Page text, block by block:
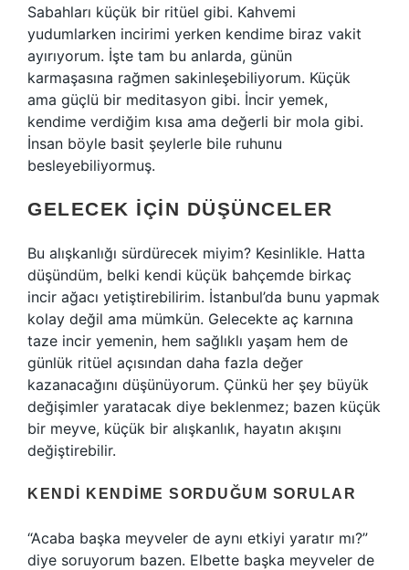
Sabahları küçük bir ritüel gibi. Kahvemi
yudumlarken incirimi yerken kendime biraz vakit
ayırıyorum. İşte tam bu anlarda, günün
karmaşasına rağmen sakinleşebiliyorum. Küçük
ama güçlü bir meditasyon gibi. İncir yemek,
kendime verdiğim kısa ama değerli bir mola gibi.
İnsan böyle basit şeylerle bile ruhunu
besleyebiliyormuş.
GELECEK İÇIN DÜŞÜNCELER
Bu alışkanlığı sürdürecek miyim? Kesinlikle. Hatta
düşündüm, belki kendi küçük bahçemde birkaç
incir ağacı yetiştirebilirim. İstanbul’da bunu yapmak
kolay değil ama mümkün. Gelecekte aç karnına
taze incir yemenin, hem sağlıklı yaşam hem de
günlük ritüel açısından daha fazla değer
kazanacağını düşünüyorum. Çünkü her şey büyük
değişimler yaratacak diye beklenmez; bazen küçük
bir meyve, küçük bir alışkanlık, hayatın akışını
değiştirebilir.
KENDI KENDIME SORDUĞUM SORULAR
“Acaba başka meyveler de aynı etkiyi yaratır mı?”
diye soruyorum bazen. Elbette başka meyveler de